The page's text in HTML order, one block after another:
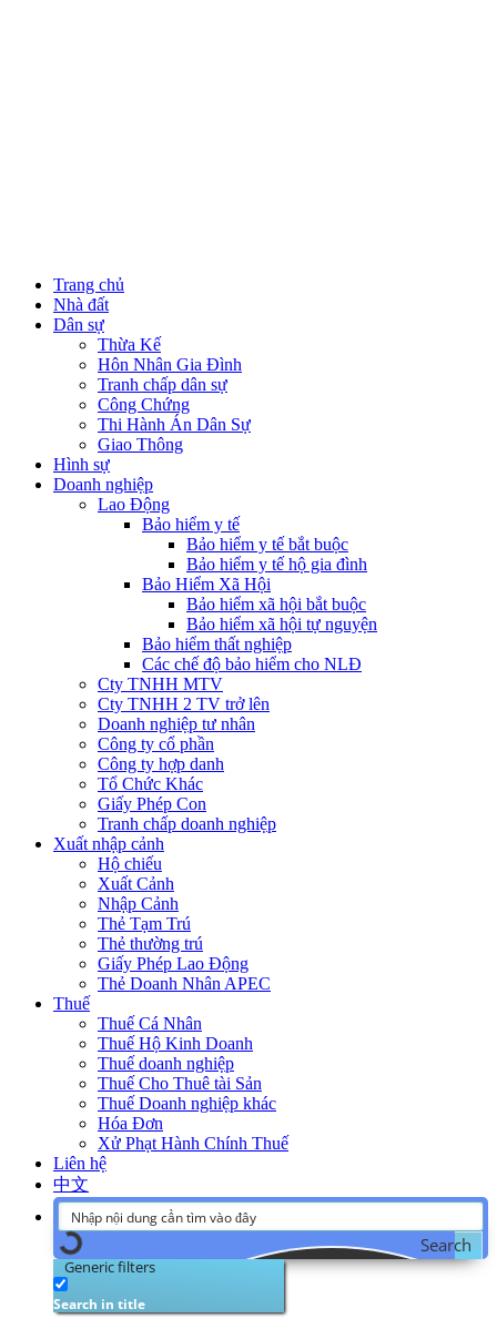
Trang chủ
Nhà đất
Dân sự
Thừa Kế
Hôn Nhân Gia Đình
Tranh chấp dân sự
Công Chứng
Thi Hành Án Dân Sự
Giao Thông
Hình sự
Doanh nghiệp
Lao Động
Bảo hiểm y tế
Bảo hiểm y tế bắt buộc
Bảo hiểm y tế hộ gia đình
Bảo Hiểm Xã Hội
Bảo hiểm xã hội bắt buộc
Bảo hiểm xã hội tự nguyện
Bảo hiểm thất nghiệp
Các chế độ bảo hiểm cho NLĐ
Cty TNHH MTV
Cty TNHH 2 TV trở lên
Doanh nghiệp tư nhân
Công ty cổ phần
Công ty hợp danh
Tổ Chức Khác
Giấy Phép Con
Tranh chấp doanh nghiệp
Xuất nhập cảnh
Hộ chiếu
Xuất Cảnh
Nhập Cảnh
Thẻ Tạm Trú
Thẻ thường trú
Giấy Phép Lao Động
Thẻ Doanh Nhân APEC
Thuế
Thuế Cá Nhân
Thuế Hộ Kinh Doanh
Thuế doanh nghiệp
Thuế Cho Thuê tài Sản
Thuế Doanh nghiệp khác
Hóa Đơn
Xử Phạt Hành Chính Thuế
Liên hệ
中文
Search
Generic filters
Search in title